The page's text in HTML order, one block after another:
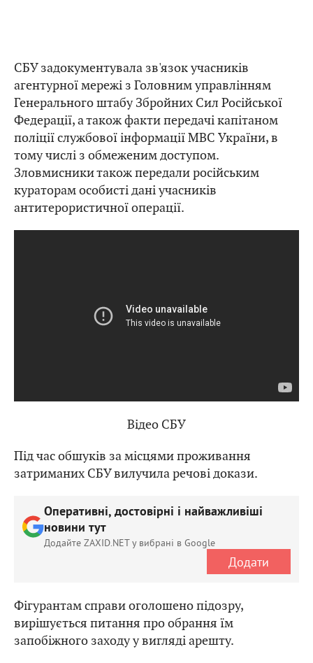
СБУ задокументувала зв'язок учасників
агентурної мережі з Головним управлінням
Генерального штабу Збройних Сил Російської
Федерації, а також факти передачі капітаном
поліції службової інформації МВС України, в
тому числі з обмеженим доступом.
Зловмисники також передали російським
кураторам особисті дані учасників
антитерористичної операції.
Відео СБУ
Під час обшуків за місцями проживання
затриманих СБУ вилучила речові докази.
Оперативні, достовірні і найважливіші
новини тут
Додайте ZAXID.NET у вибрані в Google
Додати
Фігурантам справи оголошено підозру,
вирішується питання про обрання їм
запобіжного заходу у вигляді арешту.